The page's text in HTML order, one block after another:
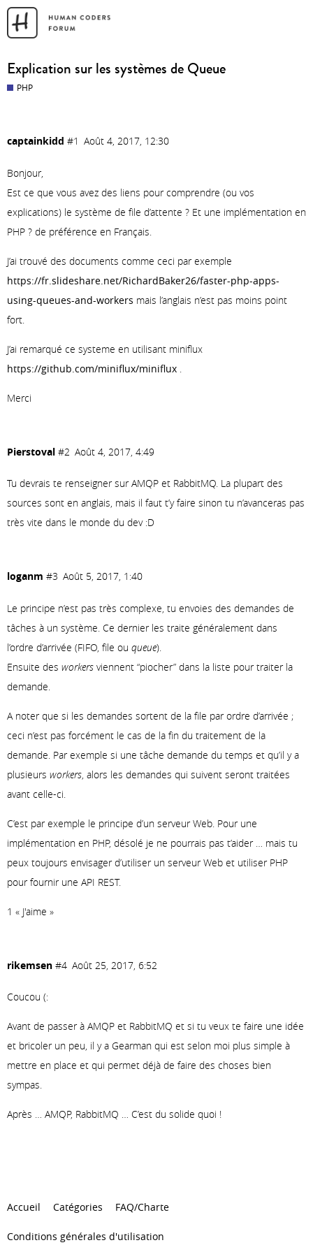
Explication sur les systèmes de Queue
PHP
captainkidd Août 4, 2017, 12:30
#1
Bonjour,
Est ce que vous avez des liens pour comprendre (ou vos
explications) le système de file d’attente ? Et une implémentation en
PHP ? de préférence en Français.
J’ai trouvé des documents comme ceci par exemple
https://fr.slideshare.net/RichardBaker26/faster-php-apps-
using-queues-and-workers mais l’anglais n’est pas moins point
fort.
J’ai remarqué ce systeme en utilisant miniflux
https://github.com/miniflux/miniflux .
Merci
Pierstoval Août 4, 2017, 4:49
#2
Tu devrais te renseigner sur AMQP et RabbitMQ. La plupart des
sources sont en anglais, mais il faut t’y faire sinon tu n’avanceras pas
très vite dans le monde du dev :D
loganm Août 5, 2017, 1:40
#3
Le principe n’est pas très complexe, tu envoies des demandes de
tâches à un système. Ce dernier les traite généralement dans
l’ordre d’arrivée (FIFO, file ou queue).
Ensuite des workers viennent “piocher” dans la liste pour traiter la
demande.
A noter que si les demandes sortent de la file par ordre d’arrivée ;
ceci n’est pas forcément le cas de la fin du traitement de la
demande. Par exemple si une tâche demande du temps et qu’il y a
plusieurs workers, alors les demandes qui suivent seront traitées
avant celle-ci.
C’est par exemple le principe d’un serveur Web. Pour une
implémentation en PHP, désolé je ne pourrais pas t’aider … mais tu
peux toujours envisager d’utiliser un serveur Web et utiliser PHP
pour fournir une API REST.
1 « J'aime »
rikemsen Août 25, 2017, 6:52
#4
Coucou (:
Avant de passer à AMQP et RabbitMQ et si tu veux te faire une idée
et bricoler un peu, il y a Gearman qui est selon moi plus simple à
mettre en place et qui permet déjà de faire des choses bien
sympas.
Après … AMQP, RabbitMQ … C’est du solide quoi !
Accueil Catégories FAQ/Charte
Conditions générales d'utilisation